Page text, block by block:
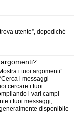
utente”, dopodiché
i tuoi argomenti”
i messaggi
cercare i tuoi
i vari campi
i tuoi messaggi,
disponibile